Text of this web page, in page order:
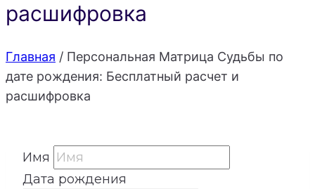
расшифровка
Главная / Персональная Матрица Судьбы по
дате рождения: Бесплатный расчет и
расшифровка
Имя
Дата рождения